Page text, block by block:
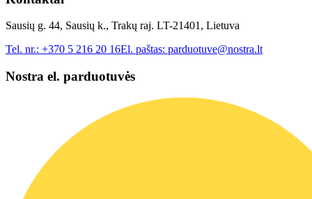
Sausių g. 44, Sausių k., Trakų raj. LT-21401, Lietuva
Tel. nr.: +370 5 216 20 16El. paštas: parduotuve@nostra.lt
Nostra el. parduotuvės